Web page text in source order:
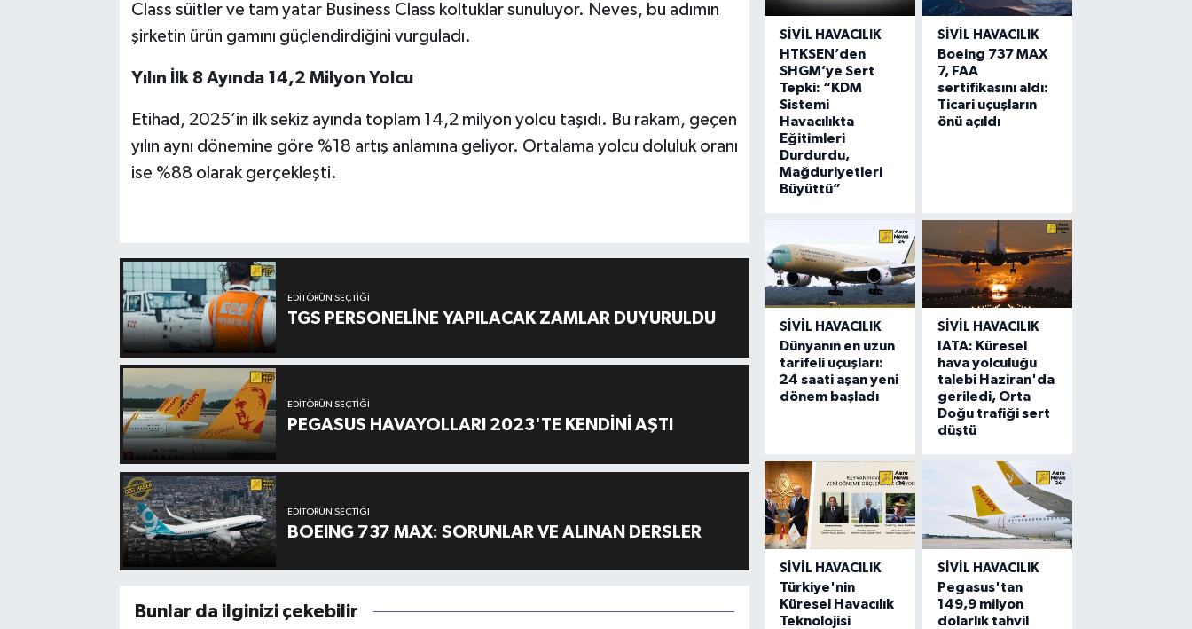
Class süitler ve tam yatar Business Class koltuklar sunuluyor. Neves, bu adımın
şirketin ürün gamını güçlendirdiğini vurguladı.
Yılın İlk 8 Ayında 14,2 Milyon Yolcu
Etihad, 2025’in ilk sekiz ayında toplam 14,2 milyon yolcu taşıdı. Bu rakam, geçen
yılın aynı dönemine göre %18 artış anlamına geliyor. Ortalama yolcu doluluk oranı
ise %88 olarak gerçekleşti.
EDITÖRÜN SEÇTIĞI
TGS PERSONELİNE YAPILACAK ZAMLAR DUYURULDU
EDITÖRÜN SEÇTIĞI
PEGASUS HAVAYOLLARI 2023'TE KENDİNİ AŞTI
EDITÖRÜN SEÇTIĞI
BOEING 737 MAX: SORUNLAR VE ALINAN DERSLER
Bunlar da ilginizi çekebilir
SIVIL HAVACILIK
HTKSEN’den
SHGM’ye Sert
Tepki: “KDM
Sistemi
Havacılıkta
Eğitimleri
Durdurdu,
Mağduriyetleri
Büyüttü”
SIVIL HAVACILIK
Boeing 737 MAX
7, FAA
sertifikasını aldı:
Ticari uçuşların
önü açıldı
SIVIL HAVACILIK
Dünyanın en uzun
tarifeli uçuşları:
24 saati aşan yeni
dönem başladı
SIVIL HAVACILIK
IATA: Küresel
hava yolculuğu
talebi Haziran'da
geriledi, Orta
Doğu trafiği sert
düştü
SIVIL HAVACILIK
Türkiye'nin
Küresel Havacılık
Teknolojisi
SIVIL HAVACILIK
Pegasus'tan
149,9 milyon
dolarlık tahvil